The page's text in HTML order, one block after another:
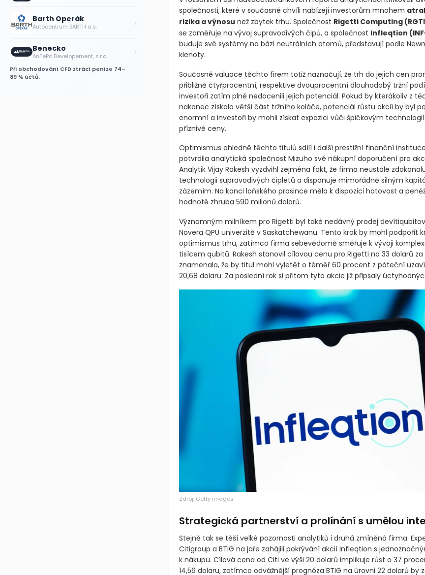
V rozsáhlém osmadvacetistránkovém reportu analytici identifikovali
společnosti, které v současné chvíli nabízejí investorům mnohem
rizika a výnosunež zbytek trhu. SpolečnostRigetti Computing
se zaměřuje na vývoj supravodivých čipů, a společnost
skryté klenoty.
Současné valuace těchto firem totiž naznačují, že trh do jejich cen
přibližně čtyřprocentní, respektive dvouprocentní dlouhodobý tržní
investoři zatím plně nedocenili jejich potenciál. Pokud by kterákoliv z
nakonec získala větší část tržního koláče, potenciál růstu akcií by byl
příznivé ceny.
Optimismus ohledně těchto titulů sdílí i další prestižní finanční instituce.
potvrdila analytická společnost Mizuho své nákupní doporučení pro
Analytik Vijay Rakesh vyzdvihl zejména fakt, že firma neustále
technologii supravodivých čipletů a disponuje mimořádně silným
hodnotě zhruba 590 milionů dolarů.
Významným milníkem pro Rigetti byl také nedávný prodej
Novera QPU univerzitě v Saskatchewanu. Tento krok by mohl podpořit
optimismus trhu, zatímco firma sebevědomě směřuje k vývoji
tisícem qubitů. Rakesh stanovil cílovou cenu pro Rigetti na 33 dolarů za
20,68 dolaru. Za poslední rok si přitom tyto akcie již připsaly
Zdroj: Getty images
Strategická partnerství a prolínání s umělou
Stejně tak se těší velké pozornosti analytiků i druhá zmíněná firma.
Citigroup a BTIG na jaře zahájili pokrývání akcií Infleqtion s
Barth Operák
Autocentrum BARTH a.s. ›
Benecko
AnTePo Developement, s.r.o. ›
Při obchodování CFD ztrácí peníze 74–
89 % účtů.